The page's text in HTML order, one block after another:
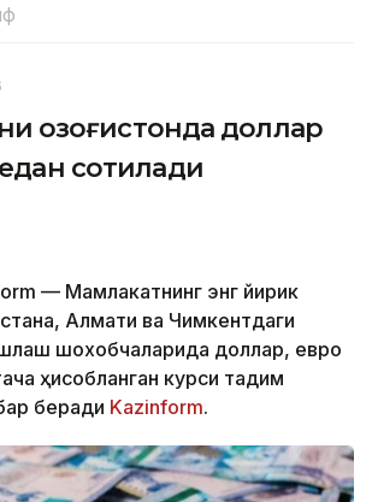
Қозоғистонда доллар
сотилади
— Мамлакатнинг энг йирик
Алмати ва Чимкентдаги
шохобчаларида доллар, евро
ҳисобланган курси тақдим
беради Kazinform.